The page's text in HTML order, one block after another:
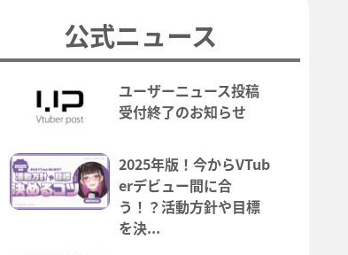
公式ニュース
ユーザーニュース投稿
受付終了のお知らせ
2025年版！今からVTub
erデビュー間に合
う！？活動方針や目標
を決...